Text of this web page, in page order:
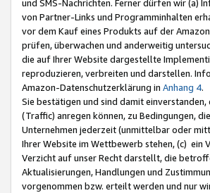
und SMS-Nachrichten. Ferner dürfen wir (a)
von Partner-Links und Programminhalten
vor dem Kauf eines Produkts auf der
prüfen, überwachen und anderweitig
die auf Ihrer Website dargestellte
reproduzieren, verbreiten und darstellen.
Amazon-Datenschutzerklärung in Anhang 4.
Sie bestätigen und sind damit
(Traffic) anregen können, zu Bedingungen,
Unternehmen jederzeit (unmittelbar oder
Ihrer Website im Wettbewerb stehen, (c) ein
Verzicht auf unser Recht darstellt, die
Aktualisierungen, Handlungen und
vorgenommen bzw. erteilt werden und nur